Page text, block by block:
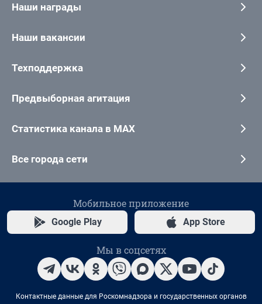
Наши награды
Наши вакансии
Техподдержка
Предвыборная агитация
Статистика канала в MAX
Все города сети
Мобильное приложение
Google Play App Store
Мы в соцсетях
Контактные данные для Роскомнадзора и государственных органов